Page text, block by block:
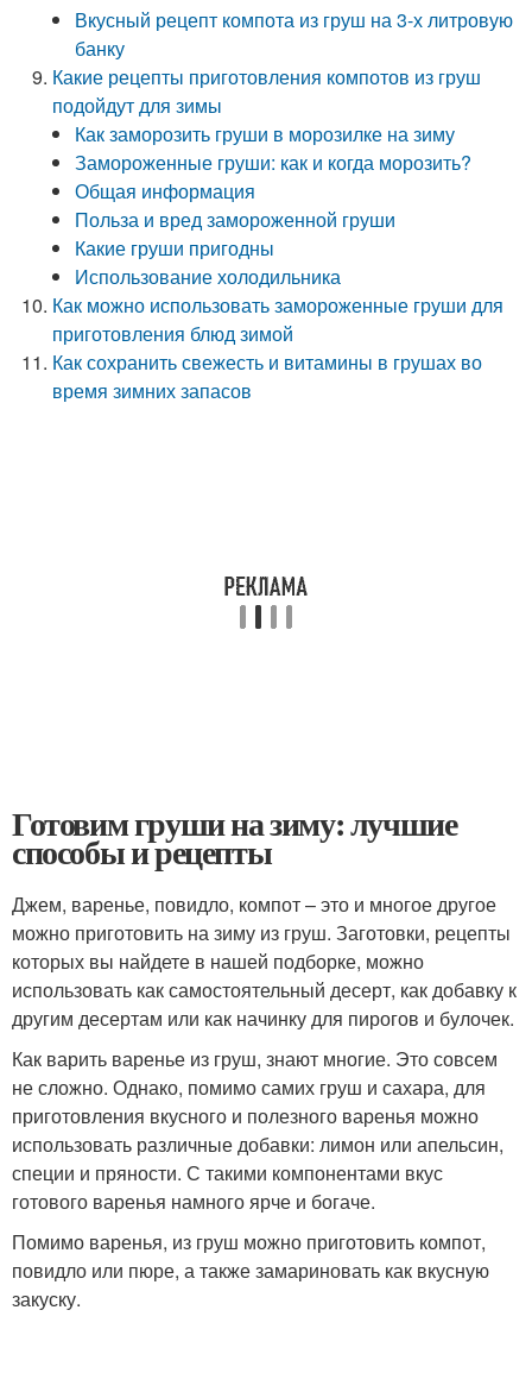
Вкусный рецепт компота из груш на 3-х литровую
банку
Какие рецепты приготовления компотов из груш
подойдут для зимы
Как заморозить груши в морозилке на зиму
Замороженные груши: как и когда морозить?
Общая информация
Польза и вред замороженной груши
Какие груши пригодны
Использование холодильника
Как можно использовать замороженные груши для
приготовления блюд зимой
Как сохранить свежесть и витамины в грушах во
время зимних запасов
Готовим груши на зиму: лучшие
способы и рецепты
Джем, варенье, повидло, компот – это и многое другое
можно приготовить на зиму из груш. Заготовки, рецепты
которых вы найдете в нашей подборке, можно
использовать как самостоятельный десерт, как добавку к
другим десертам или как начинку для пирогов и булочек.
Как варить варенье из груш, знают многие. Это совсем
не сложно. Однако, помимо самих груш и сахара, для
приготовления вкусного и полезного варенья можно
использовать различные добавки: лимон или апельсин,
специи и пряности. С такими компонентами вкус
готового варенья намного ярче и богаче.
Помимо варенья, из груш можно приготовить компот,
повидло или пюре, а также замариновать как вкусную
закуску.